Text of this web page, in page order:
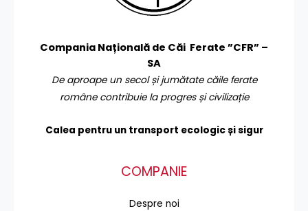
Compania Națională de Căi Ferate ”CFR” –
SA
De aproape un secol și jumătate căile ferate
române contribuie la progres și civilizație
Calea pentru un transport ecologic și sigur
COMPANIE
Despre noi